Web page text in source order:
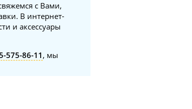
с Вами,
В интернет-
и аксессуары
575-86-11 , мы